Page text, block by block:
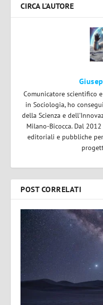
CIRCA L'AUTORE
Comunicatore scientifico
in Sociologia, ho
della Scienza e
Milano-Bicocca. Dal
editoriali e pubbliche
POST CORRELATI